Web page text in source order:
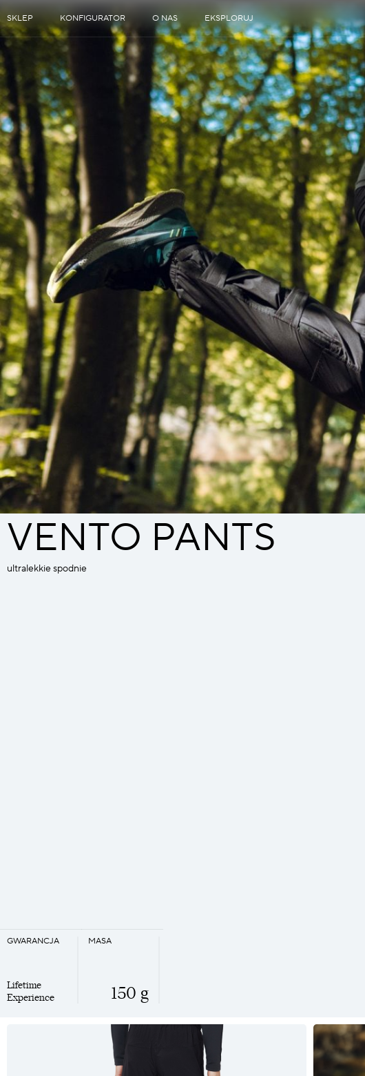
SKLEP KONFIGURATOR O NAS EKSPLORUJ
VENTO PANTS
ultralekkie spodnie
MASA
150 g
GWARANCJA
Lifetime
Experience